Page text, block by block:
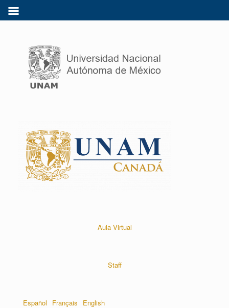
Aula Virtual
Staff
Español Français English